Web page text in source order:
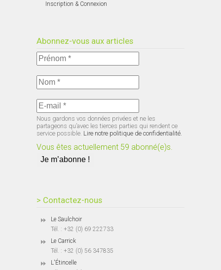
Inscription & Connexion
Abonnez-vous aux articles
Nous gardons vos données privées et ne les
partageons qu’avec les tierces parties qui rendent ce
service possible. Lire notre politique de confidentialité.
Vous êtes actuellement 59 abonné(e)s.
> Contactez-nous
Le Saulchoir
Tél. : +32 (0) 69 222733
Le Carrick
Tél. : +32 (0) 56 347835
L'Étincelle